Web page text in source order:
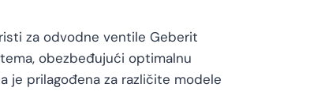
za odvodne ventile Geberit
obezbeđujući optimalnu
je prilagođena za različite modele